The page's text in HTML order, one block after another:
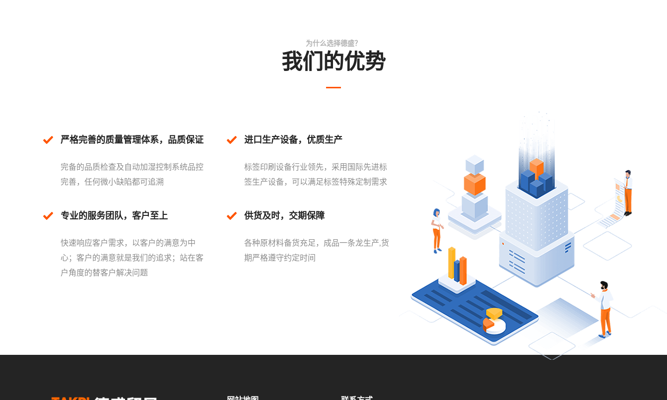
为什么选择德盛？
我们的优势
严格完善的质量管理体系，品质保证
完备的品质检查及自动加湿控制系统品控
完善，任何微小缺陷都可追溯
进口生产设备，优质生产
标签印刷设备行业领先，采用国际先进标
签生产设备，可以满足标签特殊定制需求
专业的服务团队，客户至上
快速响应客户需求，以客户的满意为中
心；客户的满意就是我们的追求；站在客
户角度的替客户解决问题
供货及时，交期保障
各种原材料备货充足，成品一条龙生产,货
期严格遵守约定时间